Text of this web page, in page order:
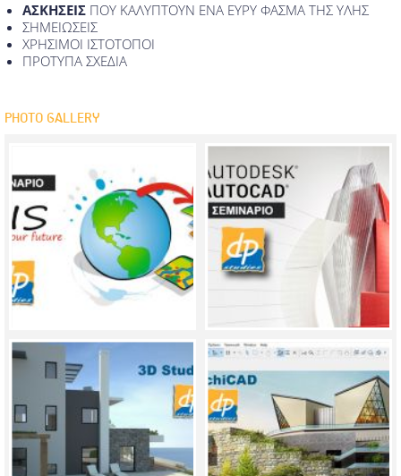
ΑΣΚΗΣΕΙΣ ΠΟΥ ΚΑΛΥΠΤΟΥΝ ΕΝΑ ΕΥΡΥ ΦΑΣΜΑ ΤΗΣ ΥΛΗΣ
ΣΗΜΕΙΩΣΕΙΣ
ΧΡΗΣΙΜΟΙ ΙΣΤΟΤΟΠΟΙ
ΠΡΟΤΥΠΑ ΣΧΕΔΙΑ
PHOTO GALLERY